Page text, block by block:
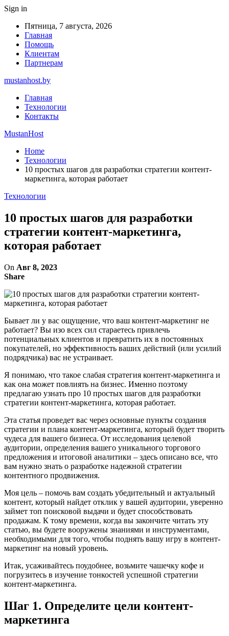
Sign in
Пятница, 7 августа, 2026
Главная
Помощь
Клиентам
Партнерам
mustanhost.by
Главная
Технологии
Контакты
MustanHost
Home
Технологии
10 простых шагов для разработки стратегии контент-
маркетинга, которая работает
Технологии
10 простых шагов для разработки
стратегии контент-маркетинга,
которая работает
On Авг 8, 2023
Share
Бывает ли у вас ощущение, что ваш контент-маркетинг не
работает? Вы изо всех сил стараетесь привлечь
потенциальных клиентов и превратить их в постоянных
покупателей, но эффективность ваших действий (или усилий
подрядчика) вас не устраивает.
Я понимаю, что такое слабая стратегия контент-маркетинга и
как она может повлиять на бизнес. Именно поэтому
предлагаю узнать про 10 простых шагов для разработки
стратегии контент-маркетинга, которая работает.
Эта статья проведет вас через основные пункты создания
стратегии и плана контент-маркетинга, который будет творить
чудеса для вашего бизнеса. От исследования целевой
аудитории, определения вашего уникального торгового
предложения и итоговой аналитики – здесь описано все, что
вам нужно знать о разработке надежной стратегии
контентного продвижения.
Моя цель – помочь вам создать убедительный и актуальный
контент, который найдет отклик у вашей аудитории, уверенно
займет топ поисковой выдачи и будет способствовать
продажам. К тому времени, когда вы закончите читать эту
статью, вы будете вооружены знаниями и инструментами,
необходимыми для того, чтобы поднять вашу игру в контент-
маркетинг на новый уровень.
Итак, усаживайтесь поудобнее, возьмите чашечку кофе и
погрузитесь в изучение тонкостей успешной стратегии
контент-маркетинга.
Шаг 1. Определите цели контент-
маркетинга